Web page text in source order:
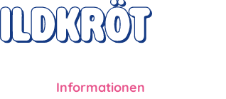
Informationen